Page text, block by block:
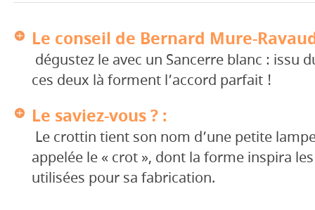
Le conseil de Bernard Mure-
dégustez le avec un Sancerre blanc : issu
ces deux là forment l’accord parfait !
Le saviez-vous ? :
Le crottin tient son nom d’une petite
appelée le « crot », dont la forme inspira
utilisées pour sa fabrication.